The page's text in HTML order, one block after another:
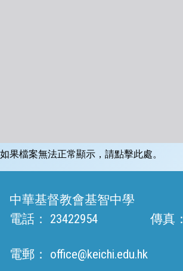
如果檔案無法正常顯示，請點擊此處。
中華基督教會基智中學
電話：
23422954 傳真：
電郵： office@keichi.edu.hk